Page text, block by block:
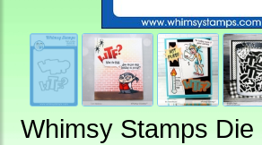
Whimsy Stamps Die